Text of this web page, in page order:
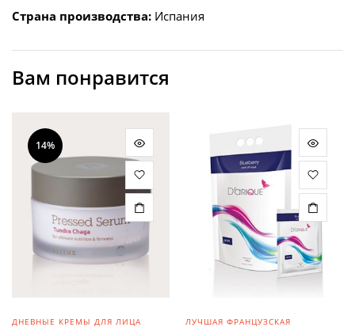
Страна производства: Испания
Вам понравится
14%
ДНЕВНЫЕ КРЕМЫ ДЛЯ ЛИЦА
ЛУЧШАЯ ФРАНЦУЗСКАЯ